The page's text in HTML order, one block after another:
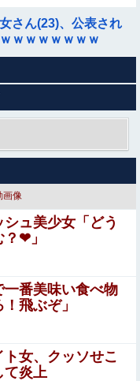
さん(23)、公表され
ｗｗｗｗｗｗｗ
日本に定着させる」
へ→庶民「え、ワ
藤慎二被告に懲役７
が無理筋なワケ
の力を借りて悪霊退
なれそう！
抜試験Ⅱ⑥」【最新
たわわに実ってしま
環奈 、そろそろ日
画像
シュ美少女「どう
❤」
一番美味い食べ物
飛ぶぞ」
ト女、クッソせこ
て炎上